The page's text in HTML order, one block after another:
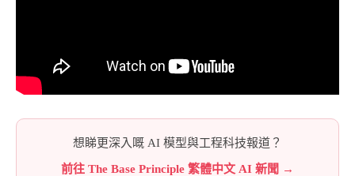
想睇更深入嘅 AI 模型與工程科技報道？
前往 The Base Principle 繁體中文 AI 新聞 →